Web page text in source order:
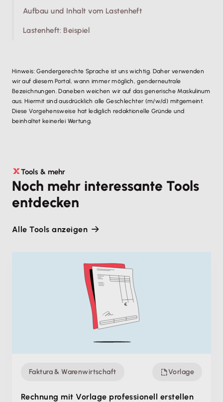
Aufbau und Inhalt vom Lastenheft
Lastenheft: Beispiel
Hinweis: Gendergerechte Sprache ist uns wichtig. Daher verwenden
wir auf diesem Portal, wann immer möglich, genderneutrale
Bezeichnungen. Daneben weichen wir auf das generische Maskulinum
aus. Hiermit sind ausdrücklich alle Geschlechter (m/w/d) mitgemeint.
Diese Vorgehensweise hat lediglich redaktionelle Gründe und
beinhaltet keinerlei Wertung.
Tools & mehr
Noch mehr interessante Tools
entdecken
Alle Tools anzeigen
Faktura & Warenwirtschaft Vorlage
Rechnung mit Vorlage professionell erstellen